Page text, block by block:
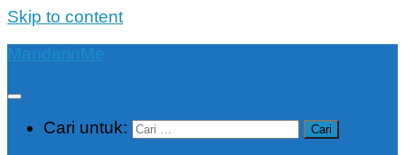
Skip to content
MandarinMe
Cari untuk: